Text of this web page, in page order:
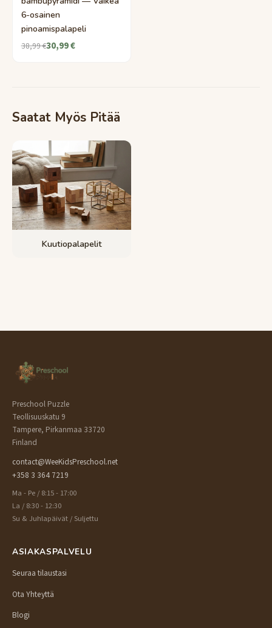
6-osainen
pinoamispalapeli
38,99 €30,99 €
Saatat Myös Pitää
Kuutiopalapelit
Preschool Puzzle
Teollisuuskatu 9
Tampere, Pirkanmaa 33720
Finland
contact@WeeKidsPreschool.net
+358 3 364 7219
Ma - Pe / 8:15 - 17:00
La / 8:30 - 12:30
Su & Juhlapäivät / Suljettu
ASIAKASPALVELU
Seuraa tilaustasi
Ota Yhteyttä
Blogi